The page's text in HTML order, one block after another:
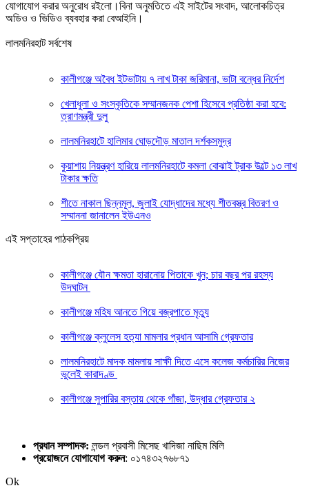
যোগাযোগ করার অনুরোধ রইলো।বিনা অনুমতিতে এই সাইটের সংবাদ, আলোকচিত্র
অডিও ও ভিডিও ব্যবহার করা বেআইনি।
লালমনিরহাট সর্বশেষ
কালীগঞ্জে অবৈধ ইটভাটায় ৭ লাখ টাকা জরিমানা, ভাটা বন্ধের নির্দেশ
খেলাধুলা ও সংস্কৃতিকে সম্মানজনক পেশা হিসেবে প্রতিষ্ঠা করা হবে:
ত্রাণমন্ত্রী দুলু
লালমনিরহাটে হালিমার ঘোড়দৌড় মাতাল দর্শকসমুদ্র
কুয়াশায় নিয়ন্ত্রণ হারিয়ে লালমনিরহাটে কমলা বোঝাই ট্রাক উল্টে ১৩ লাখ
টাকার ক্ষতি
শীতে নাকাল ছিন্নমূল, জুলাই যোদ্ধাদের মধ্যে শীতবস্ত্র বিতরণ ও
সম্মাননা জানালেন ইউএনও
এই সপ্তাহের পাঠকপ্রিয়
কালীগঞ্জে যৌন ক্ষমতা হারানোয় পিতাকে খুন; চার বছর পর রহস্য
উদঘাটন
কালীগঞ্জে মহিষ আনতে গিয়ে বজ্রপাতে মৃত্যু
কালীগঞ্জে ক্লুলেস হত্যা মামলার প্রধান আসামি গ্রেফতার
লালমনিরহাটে মাদক মামলায় সাক্ষী দিতে এসে কলেজ কর্মচারির নিজের
ভুলেই কারাদণ্ড
কালীগঞ্জে সুপারির বস্তায় থেকে গাঁজা, উদ্ধার গ্রেফতার ২
প্রধান সম্পাদক: লন্ডল প্রবাসী মিসেছ খাদিজা নাছিম মিলি
প্রয়োজনে যোগাযোগ করুন: ০১৭৪৩২৭৬৮৭১
Ok